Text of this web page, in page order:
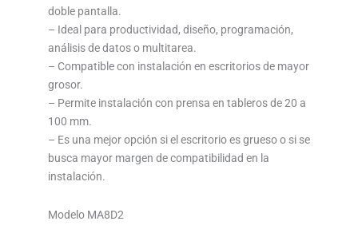
doble pantalla.
– Ideal para productividad, diseño, programación,
análisis de datos o multitarea.
– Compatible con instalación en escritorios de mayor
grosor.
– Permite instalación con prensa en tableros de 20 a
100 mm.
– Es una mejor opción si el escritorio es grueso o si se
busca mayor margen de compatibilidad en la
instalación.
Modelo MA8D2